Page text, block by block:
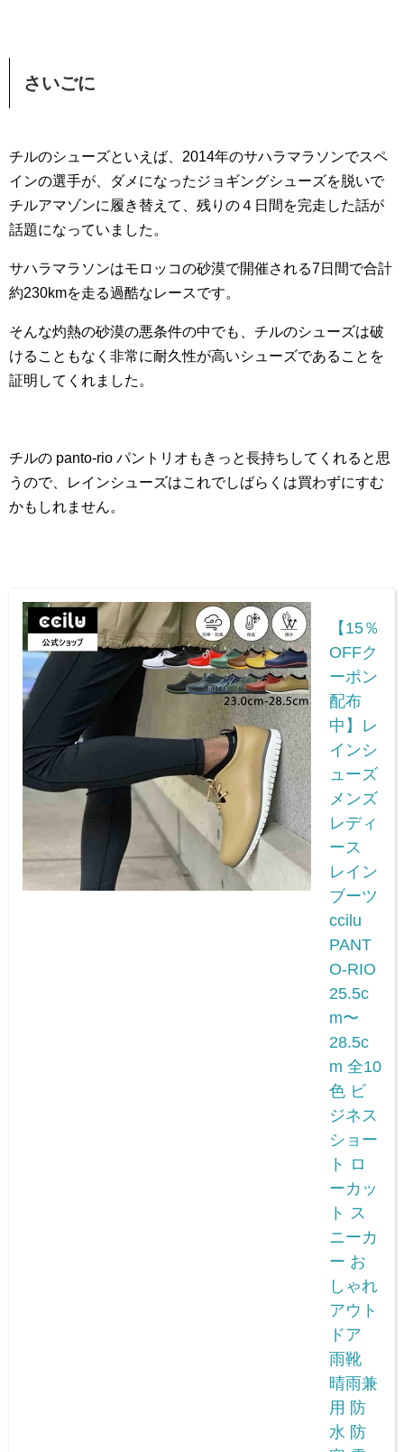
さいごに
チルのシューズといえば、2014年のサハラマラソンでスペ
インの選手が、ダメになったジョギングシューズを脱いで
チルアマゾンに履き替えて、残りの４日間を完走した話が
話題になっていました。
サハラマラソンはモロッコの砂漠で開催される7日間で合計
約230kmを走る過酷なレースです。
そんな灼熱の砂漠の悪条件の中でも、チルのシューズは破
けることもなく非常に耐久性が高いシューズであることを
証明してくれました。
チルの panto-rio パントリオもきっと長持ちしてくれると思
うので、レインシューズはこれでしばらくは買わずにすむ
かもしれません。
【15％
OFFク
ーポン
配布
中】レ
インシ
ューズ
メンズ
レディ
ース
レイン
ブーツ
ccilu
PANT
O-RIO
25.5c
m〜
28.5c
m 全10
色 ビ
ジネス
ショー
ト ロ
ーカッ
ト ス
ニーカ
ー お
しゃれ
アウト
ドア
雨靴
晴雨兼
用 防
水 防